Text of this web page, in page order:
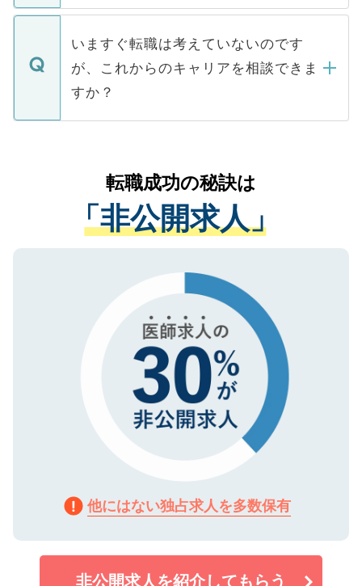
関を公にしてしまうと、応募が殺到する場
に、医療機関が求める条件に合った人材の
みを人材紹介会社に依頼するケースが増え
ています。
定を承諾する必要はありません。内定先へ
の辞退の連絡はキャリアパートナーが行い
個人情報が漏えいすることはありませんの
で、ご安心ください。当サイトからの登録
などで収集したご登録者様の個人情報は、
ご本人のキャリアアップおよび転職活動の
支援を目的に使用いたします。お預かりし
ているすべての個人データはご本人の許可
は、個人情報の取り扱いについての厳密な
管理基準を満たした事業者のみに付与され
る、プライバシーマークを取得済みです。
で、機密保持に関してもご安心ください。
いますぐ転職は考えていないのです
が、これからのキャリアを相談できま
すか？
かがいして、現在の医療機関の状況や紹介
経験をまじえながら、適切なアドバイスを
させていただきます。すぐにご転職をされ
ない方には、長期的なサポートが可能です
ので、まずはご登録ください。
転職成功の秘訣は
「非公開求人」
他にはない独占求人を多数保有
非公開求人を紹介してもらう